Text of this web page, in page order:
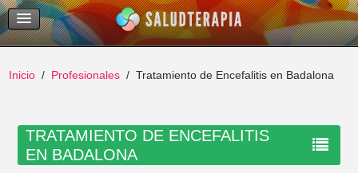
Temas Recientes
Buscar
Inicio Profesionales Tratamiento de Encefalitis en Badalona
TRATAMIENTO DE ENCEFALITIS
EN BADALONA